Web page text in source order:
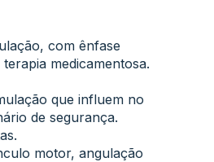
com ênfase
medicamentosa.
que influem no
de segurança.
motor, angulação